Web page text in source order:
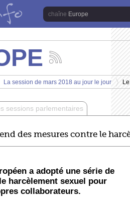
Europe
les
actualités
de
chaîne
Europe
La session de mars 2018 au jour le jour
>
sessions parlementaires
des mesures contre le
a adopté une série de
harcèlement sexuel pour
collaborateurs.